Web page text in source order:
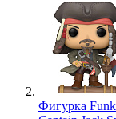
Фигурка